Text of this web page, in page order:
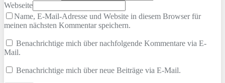
Webseite
Name, E-Mail-Adresse und Website in diesem Browser für
meinen nächsten Kommentar speichern.
Benachrichtige mich über nachfolgende Kommentare via E-
Mail.
Benachrichtige mich über neue Beiträge via E-Mail.